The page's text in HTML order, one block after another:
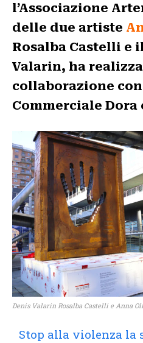
l’Associazione
delle due artiste
Rosalba Castelli e
Valarin, ha
collaborazione
Commerciale Dora
Denis Valarin Rosalba Castelli e Anna
Stop alla violenza la